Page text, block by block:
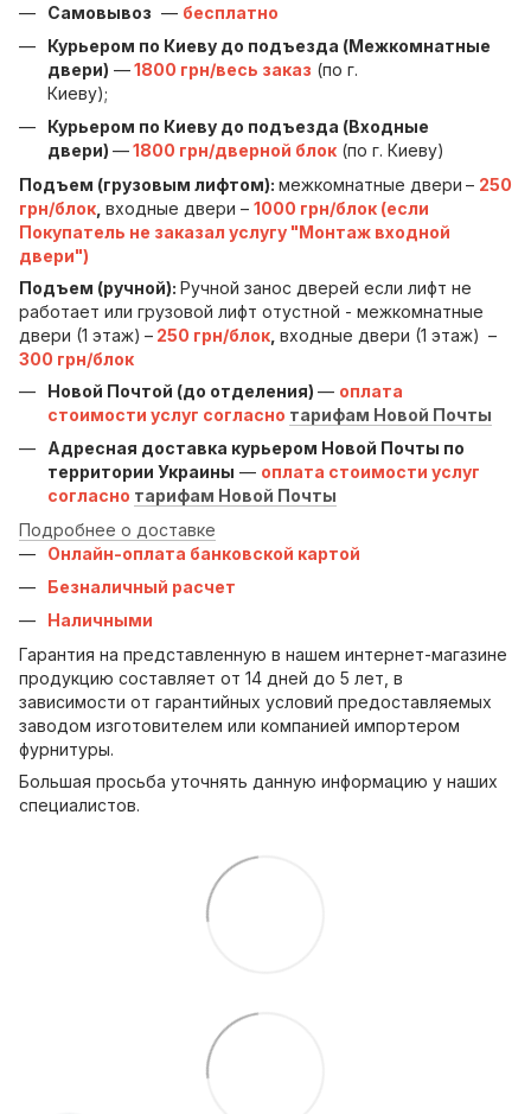
Самовывоз — бесплатно
Курьером по Киеву до подъезда (Межкомнатные
двери) —1800 грн/весь заказ (по г.
Киеву);
Курьером по Киеву до подъезда (Входные
двери) —1800 грн/дверной блок (по г. Киеву)
Подъем (грузовым лифтом): межкомнатные двери – 250
грн/блок входные двери – 1000 грн/блок (если
Покупатель не заказал услугу "Монтаж входной
двери")
Подъем (ручной): Ручной занос дверей если лифт не
работает или грузовой лифт отустной - межкомнатные
двери (1 этаж) – 250 грн/блок входные двери (1 этаж) –
300 грн/блок
Новой Почтой (до отделения) — оплата
стоимости услуг согласно тарифам Новой Почты
Адресная доставка курьером Новой Почты по
территории Украины — оплата стоимости услуг
согласно тарифам Новой Почты
Подробнее о доставке
Онлайн-оплата банковской картой
Безналичный расчет
Наличными
Гарантия на представленную в нашем интернет-магазине
продукцию составляет от 14 дней до 5 лет, в
зависимости от гарантийных условий предоставляемых
заводом изготовителем или компанией импортером
фурнитуры.
Большая просьба уточнять данную информацию у наших
специалистов.